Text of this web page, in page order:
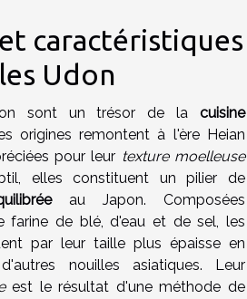
caractéristiques
Udon
sont un trésor de la cuisine
origines remontent à l'ère Heian
pour leur texture moelleuse
elles constituent un pilier de
au Japon. Composées
farine de blé, d'eau et de sel, les
par leur taille plus épaisse en
nouilles asiatiques. Leur
est le résultat d'une méthode de